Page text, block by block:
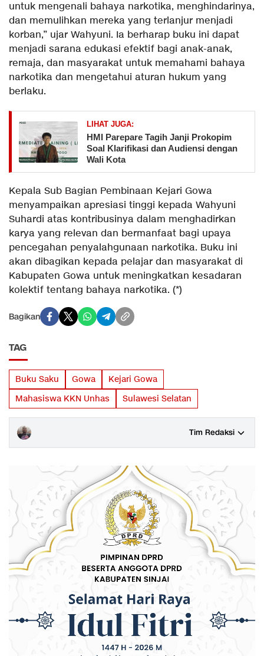
untuk mengenali bahaya narkotika, menghindarinya,
dan memulihkan mereka yang terlanjur menjadi
korban,” ujar Wahyuni. Ia berharap buku ini dapat
menjadi sarana edukasi efektif bagi anak-anak,
remaja, dan masyarakat untuk memahami bahaya
narkotika dan mengetahui aturan hukum yang
berlaku.
LIHAT JUGA:
HMI Parepare Tagih Janji Prokopim
Soal Klarifikasi dan Audiensi dengan
Wali Kota
Kepala Sub Bagian Pembinaan Kejari Gowa
menyampaikan apresiasi tinggi kepada Wahyuni
Suhardi atas kontribusinya dalam menghadirkan
karya yang relevan dan bermanfaat bagi upaya
pencegahan penyalahgunaan narkotika. Buku ini
akan dibagikan kepada pelajar dan masyarakat di
Kabupaten Gowa untuk meningkatkan kesadaran
kolektif tentang bahaya narkotika. (*)
Bagikan
TAG
Buku Saku Gowa
Kejari Gowa
Mahasiswa KKN Unhas
Sulawesi Selatan
Tim Redaksi